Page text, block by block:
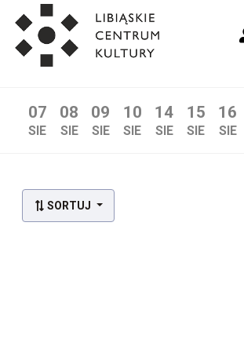
07
SIE
08
SIE
09
SIE
10
SIE
14
SIE
15
SIE
16
SIE
SORTUJ